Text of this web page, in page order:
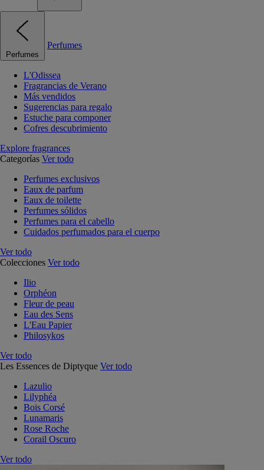
Perfumes
Perfumes
L'Odissea
Fragrancias de Verano
Más vendidos
Sugerencias para regalo
Estuche para componer
Cofres descubrimiento
Explore fragrances
Categorías Ver todo
Perfumes exclusivos
Eaux de parfum
Eaux de toilette
Perfumes sólidos
Perfumes para el cabello
Cuidados perfumados para el cuerpo
Ver todo
Colecciones Ver todo
Ilio
Orphéon
Fleur de peau
Eau des Sens
L'Eau Papier
Philosykos
Ver todo
Les Essences de Diptyque Ver todo
Lazulio
Lilyphéa
Bois Corsé
Lunamaris
Rose Roche
Corail Oscuro
Ver todo